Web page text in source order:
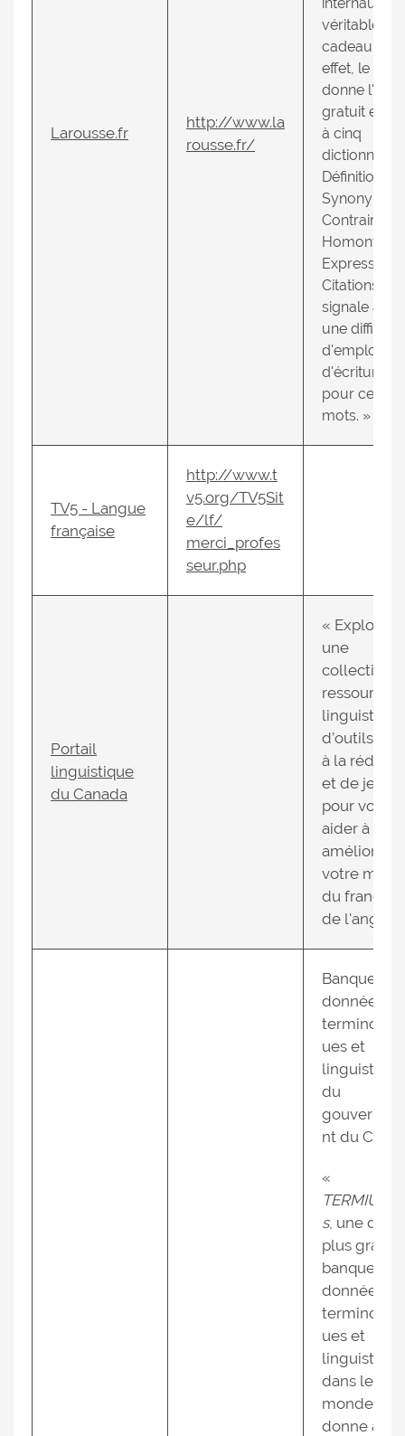
Larousse.fr
http://www.la
rousse.fr/
véritable
cadeau. En
effet, le site
donne
gratuit en
à cinq
Définitions,
Synonymes
Contraires,
Expressions,
Citations. On
signale
une
d'emploi ou
d'écriture
pour
mots. »
TV5 - Langue
française
http://www.t
v5.org/TV5Sit
e/lf/
merci_profes
seur.php
Portail
linguistique
du Canada
« Explorez
une
collection
ressources
d’outils
à la
et de jeux
pour vous
aider à
améliorer
votre
du français
de
Banque de
données
ues et
du
nt du
«
s, une des
plus
banques de
données
ues et
dans le
monde,
donne